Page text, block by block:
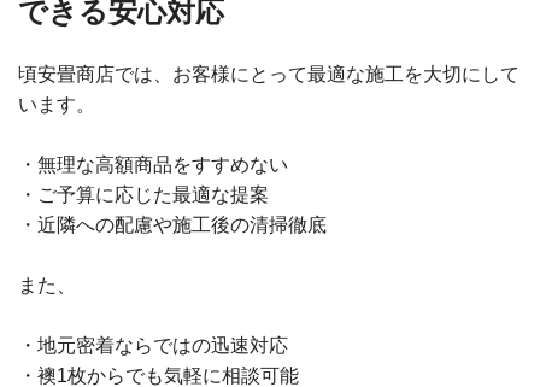
できる安心対応
頃安畳商店では、お客様にとって最適な施工を大切にして
います。
・無理な高額商品をすすめない
・ご予算に応じた最適な提案
・近隣への配慮や施工後の清掃徹底
また、
・地元密着ならではの迅速対応
・襖1枚からでも気軽に相談可能